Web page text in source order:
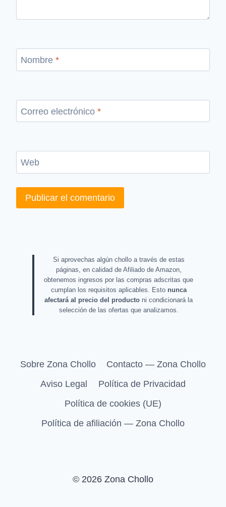
Nombre *
Correo electrónico *
Web
Si aprovechas algún chollo a través de estas
páginas, en calidad de Afiliado de Amazon,
obtenemos ingresos por las compras adscritas que
cumplan los requisitos aplicables. Esto nunca
afectará al precio del producto ni condicionará la
selección de las ofertas que analizamos.
Sobre Zona Chollo
Contacto — Zona Chollo
Aviso Legal
Política de Privacidad
Política de cookies (UE)
Política de afiliación — Zona Chollo
© 2026 Zona Chollo